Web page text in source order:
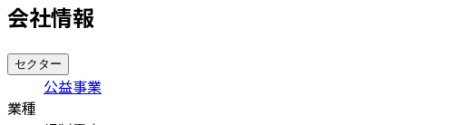
会社情報
セクター
公益事業
業種